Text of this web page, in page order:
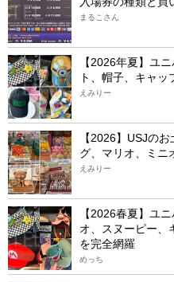
まるこさん
【2026年夏】ユ
ト、帽子、キャッ
えみりー
【2026】USJの
グ、マリオ、ミニ
えみりー
【2026春夏】ユ
オ、スヌーピー、
を完全網羅
めっち